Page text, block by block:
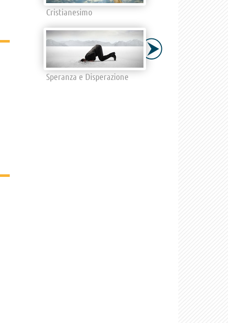
Cristianesimo
Speranza e Disperazione